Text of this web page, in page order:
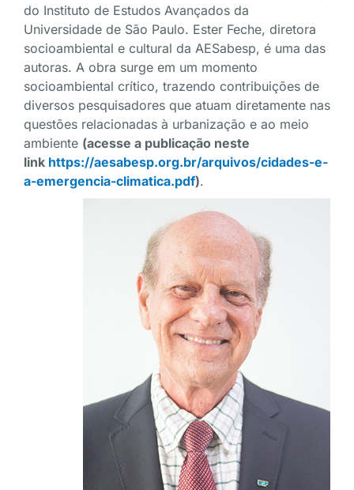
do Instituto de Estudos Avançados da
Universidade de São Paulo. Ester Feche, diretora
socioambiental e cultural da AESabesp, é uma das
autoras. A obra surge em um momento
socioambiental crítico, trazendo contribuições de
diversos pesquisadores que atuam diretamente nas
questões relacionadas à urbanização e ao meio
ambiente (acesse a publicação neste
link https://aesabesp.org.br/arquivos/cidades-e-
a-emergencia-climatica.pdf).